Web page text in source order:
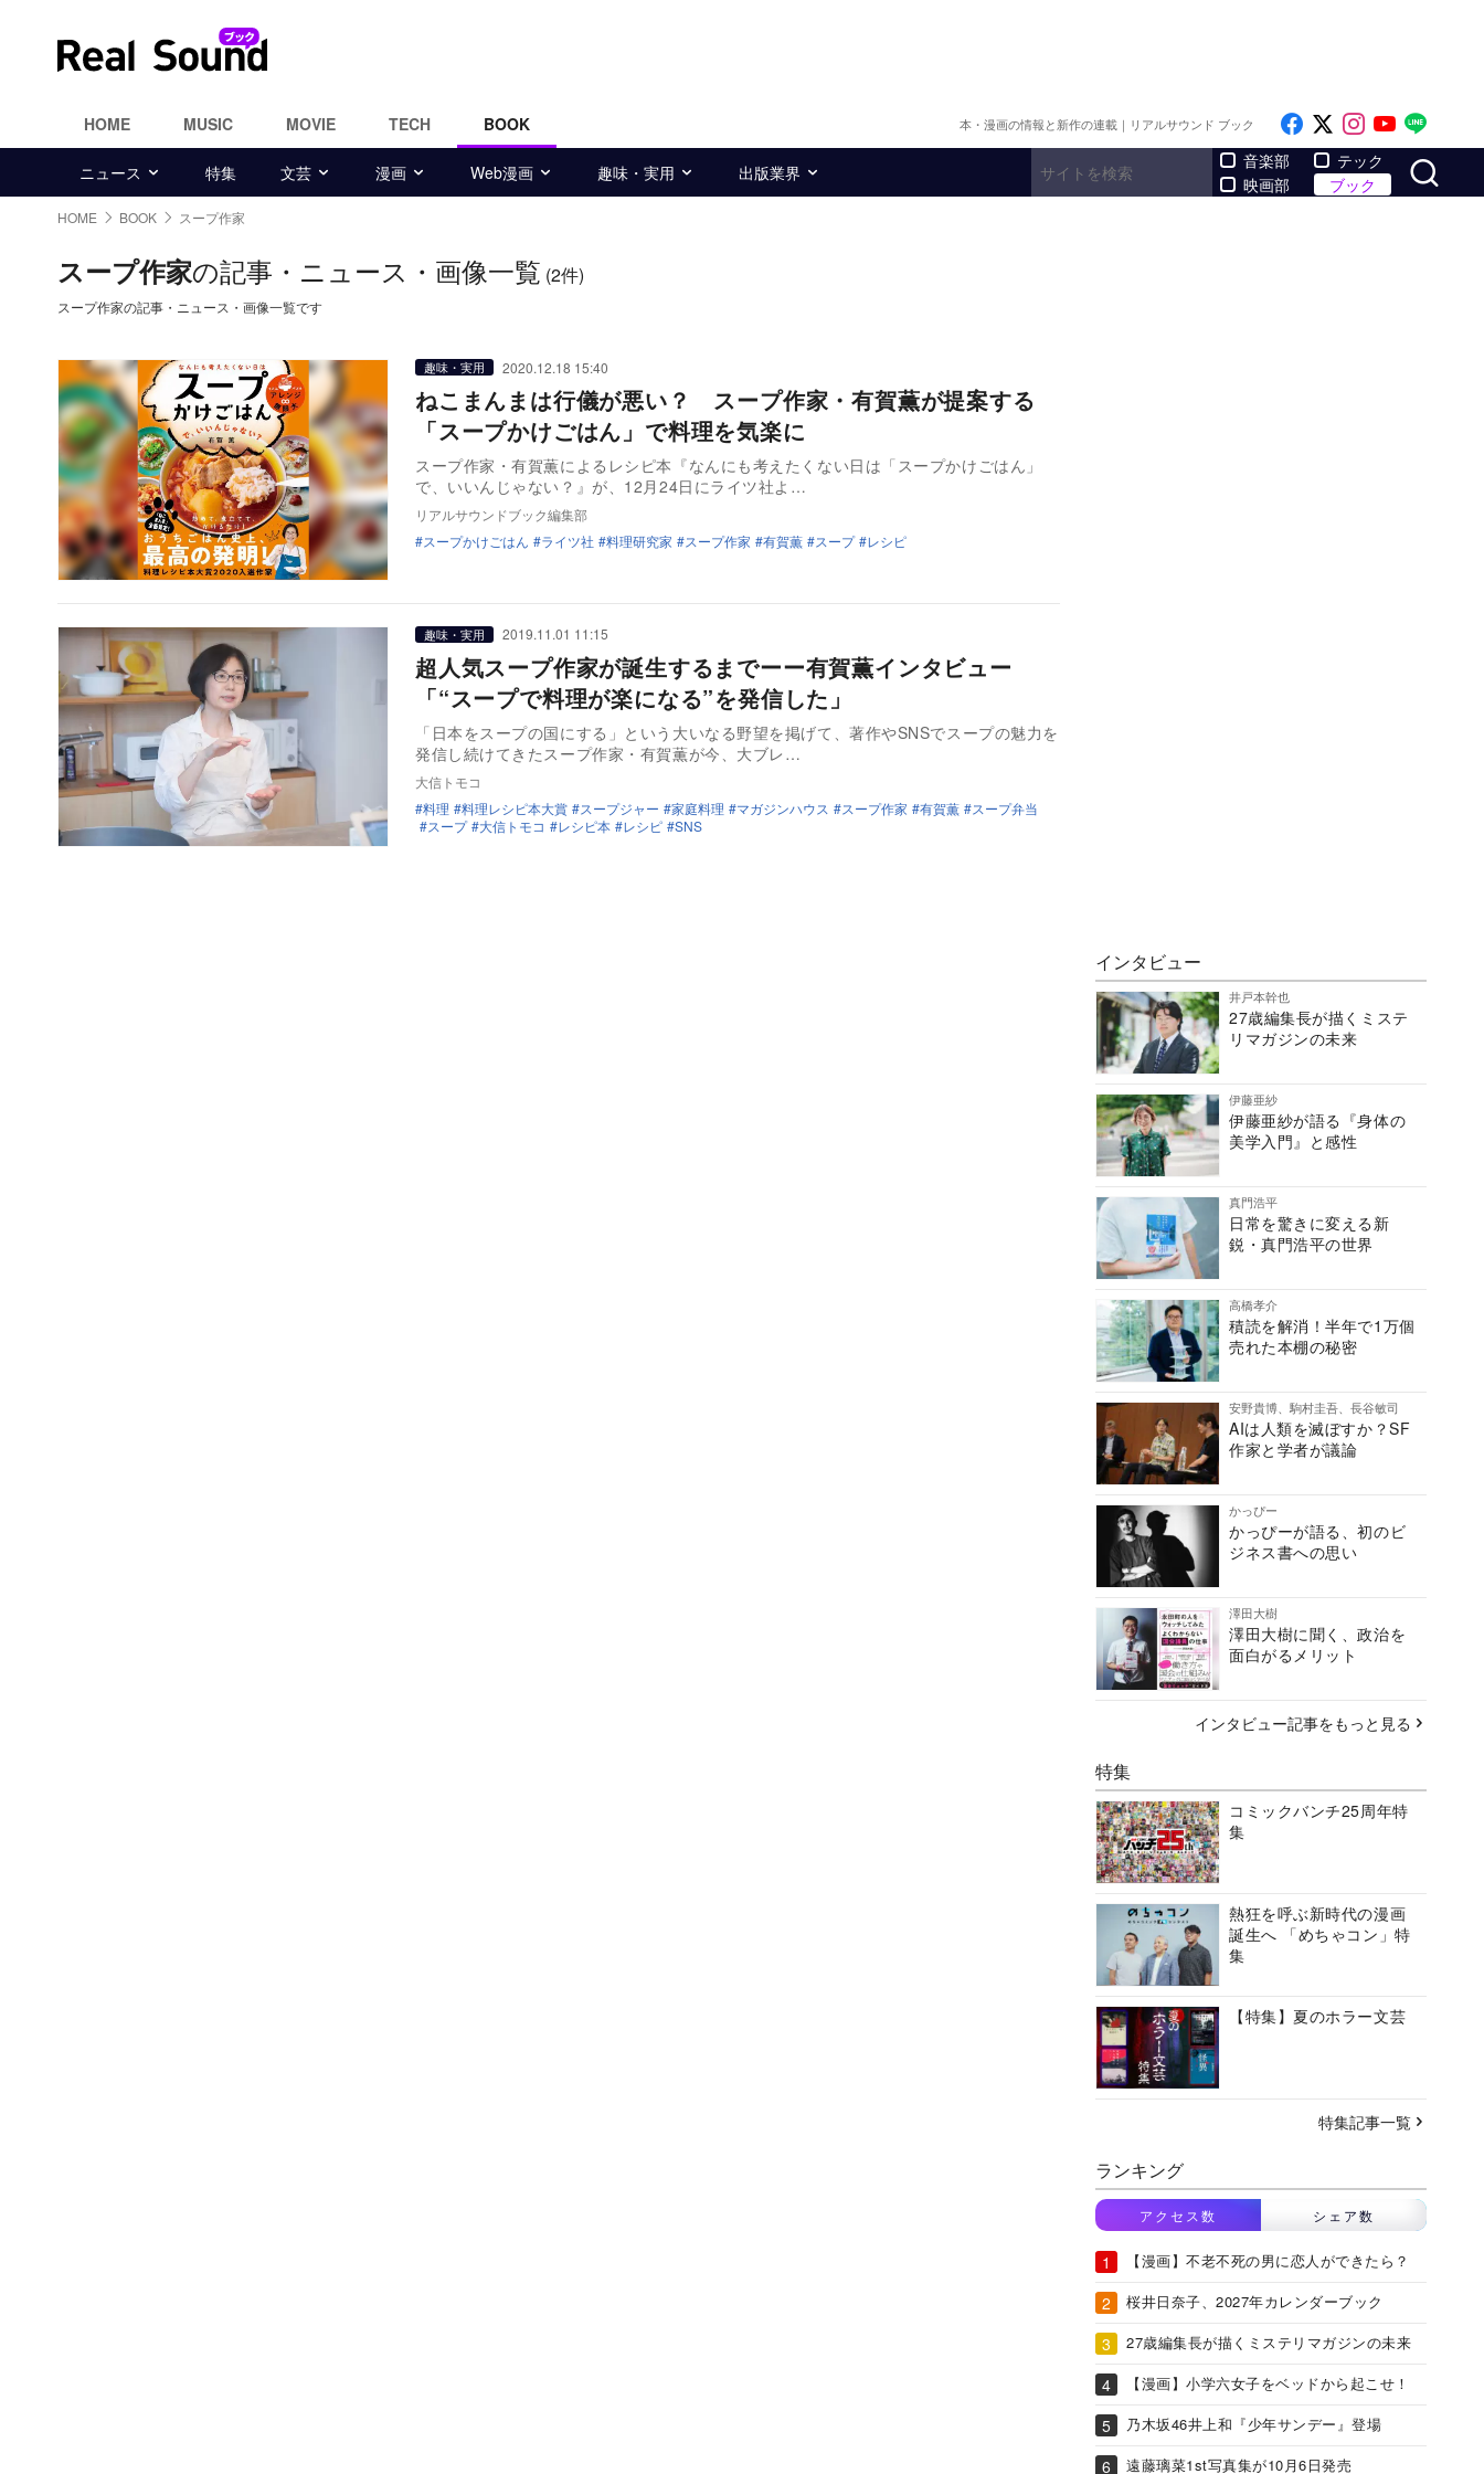
HOME MUSIC MOVIE TECH BOOK 本・漫画の情報と新作の連載｜リアルサウンド ブック Like on Facebook
Follow on x
Follow on
Follow
ニュース 特集 文芸 漫画 Web漫画 趣味・実用 出版業界
音楽部
映画部
テック
ブック
HOME BOOK スープ作家
スープ作家の記事・ニュース・画像一覧 (2件)
スープ作家の記事・ニュース・画像一覧です
趣味・実用 2020.12.18 15:40
ねこまんまは行儀が悪い？ スープ作家・有賀薫が提案する
「スープかけごはん」で料理を気楽に
スープ作家・有賀薫によるレシピ本『なんにも考えたくない日は「スープかけごはん」
で、いいんじゃない？』が、12月24日にライツ社よ…
リアルサウンドブック編集部
スープかけごはん
ライツ社 料理研究家 スープ作家 有賀薫 スープ レシピ
趣味・実用 2019.11.01 11:15
超人気スープ作家が誕生するまでーー有賀薫インタビュー
「“スープで料理が楽になる”を発信した」
「日本をスープの国にする」という大いなる野望を掲げて、著作やSNSでスープの魅力を
発信し続けてきたスープ作家・有賀薫が今、大ブレ…
大信トモコ
料理
料理レシピ本大賞 スープジャー 家庭料理 マガジンハウス スープ作家 有賀薫
スープ弁当
スープ
大信トモコ レシピ本 レシピ SNS
インタビュー
井戸本幹也
27歳編集長が描くミステ
リマガジンの未来
伊藤亜紗
伊藤亜紗が語る『身体の
美学入門』と感性
真門浩平
日常を驚きに変える新
鋭・真門浩平の世界
高橋孝介
積読を解消！半年で1万個
売れた本棚の秘密
安野貴博、駒村圭吾、長谷敏司
AIは人類を滅ぼすか？SF
作家と学者が議論
かっぴー
かっぴーが語る、初のビ
ジネス書への思い
澤田大樹
澤田大樹に聞く、政治を
面白がるメリット
インタビュー記事をもっと見る
特集
コミックバンチ25周年特
集
熱狂を呼ぶ新時代の漫画
誕生へ 「めちゃコン」特
集
【特集】夏のホラー文芸
特集記事一覧
ランキング
アクセス数 シェア数
【漫画】不老不死の男に恋人ができたら？
桜井日奈子、2027年カレンダーブック
27歳編集長が描くミステリマガジンの未来
【漫画】小学六女子をベッドから起こせ！
乃木坂46井上和『少年サンデー』登場
遠藤璃菜1st写真集が10月6日発売